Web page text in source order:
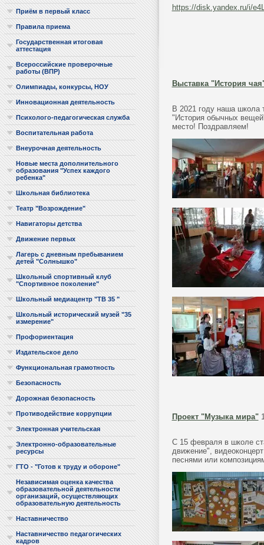
Приём в первый класс
Правила приема
Государственная итоговая
аттестация
Всероссийские проверочные
работы (ВПР)
Олимпиады, конкурсы, НОУ
Инновационная деятельность
Психолого-педагогическая служба
Воспитательная работа
Внеурочная деятельность
Новые места дополнительного
образования "Успех каждого
ребенка"
Школьная библиотека
Театр "Возрождение"
Навигаторы детства
Движение первых
Лагерь с дневным пребыванием
детей "Солнышко"
Школьный спортивный клуб
"Спортивное поколение"
Школьный медиацентр "ТВ 35 "
Школьный исторический музей "35
измерение"
Профориентация
Издательское дело
Функциональная грамотность
Безопасность
Дорожная безопасность
Противодействие коррупции
Электронная учительская
Электронно-образовательные
ресурсы
ГТО - "Готов к труду и обороне"
Независимая оценка качества
образовательной деятельности
организаций, осуществляющих
образовательную деятельность
Наставничество
Наставничество педагогических
кадров
https://disk.yandex.ru/i/
Выставка "История
В 2021 году наша школа
"История обычных
место! Поздравляем!
Проект "Музыка мира"
С 15 февраля в школе
движение",
песнями или